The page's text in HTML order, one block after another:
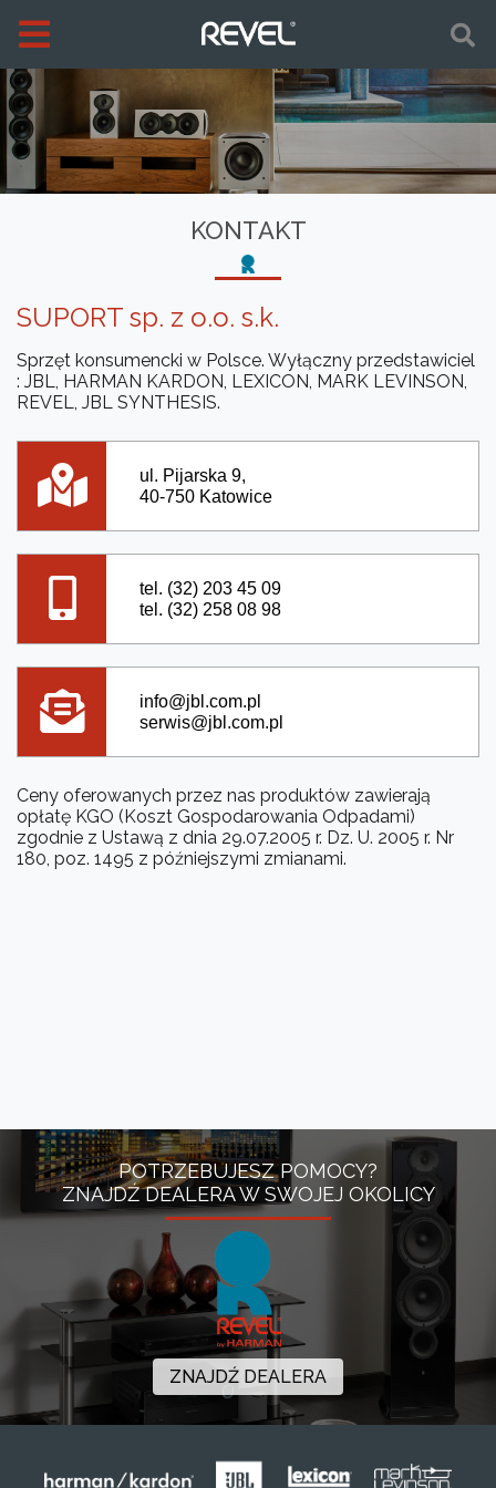
KONTAKT
SUPORT sp. z o.o. s.k.
Sprzęt konsumencki w Polsce. Wyłączny przedstawiciel
: JBL, HARMAN KARDON, LEXICON, MARK LEVINSON,
REVEL, JBL SYNTHESIS.
ul. Pijarska 9,
40-750 Katowice
tel. (32) 203 45 09
tel. (32) 258 08 98
info@jbl.com.pl
serwis@jbl.com.pl
Ceny oferowanych przez nas produktów zawierają
opłatę KGO (Koszt Gospodarowania Odpadami)
zgodnie z Ustawą z dnia 29.07.2005 r. Dz. U. 2005 r. Nr
180, poz. 1495 z późniejszymi zmianami.
POTRZEBUJESZ POMOCY?
ZNAJDŹ DEALERA W SWOJEJ OKOLICY
ZNAJDŹ DEALERA